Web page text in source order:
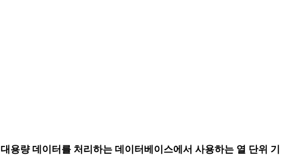
대용량 데이터를 처리하는 데이터베이스에서 사용하는 열 단위 기